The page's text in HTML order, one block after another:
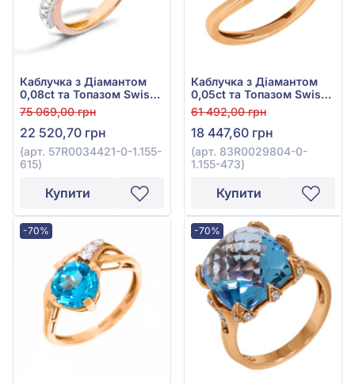
Каблучка з Діамантом
0,08ct та Топазом Swiss
Blue 1,42ct із червоно-
білого золота 585°, арт.
57R0034421-0-1.155-615
75 069,00 грн
22 520,70 грн
(арт. 57R0034421-0-1.155-
615)
Купити
Каблучка з Діамантом
0,05ct та Топазом Swiss
Blue 1,87ct із червоно-
білого золота 585°, арт.
83R0029804-0-1.155-473
61 492,00 грн
18 447,60 грн
(арт. 83R0029804-0-
1.155-473)
Купити
-70% -70%